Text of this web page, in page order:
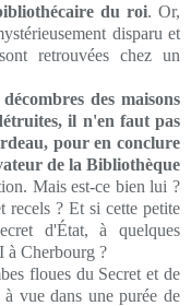
du roi. Or,
disparu et
retrouvées chez un
des maisons
il n'en faut pas
pour en conclure
de la Bibliothèque
Mais est-ce bien lui ?
recels ? Et si cette petite
d'État, à quelques
à Cherbourg ?
floues du Secret et de
vue dans une purée de